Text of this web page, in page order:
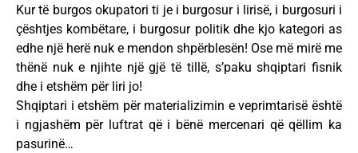
Kur të burgos okupatori ti je i burgosur i lirisë, i burgosuri i
çështjes kombëtare, i burgosur politik dhe kjo kategori as
edhe një herë nuk e mendon shpërblesën! Ose më mirë me
thënë nuk e njihte një gjë të tillë, s’paku shqiptari fisnik
dhe i etshëm për liri jo!
Shqiptari i etshëm për materializimin e veprimtarisë është
i ngjashëm për luftrat që i bënë mercenari që qëllim ka
pasurinë…